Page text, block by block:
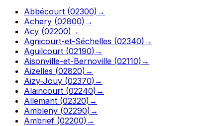
Abbécourt (02300) →
Achery (02800) →
Acy (02200) →
Agnicourt-et-Séchelles (02340) →
Aguilcourt (02190) →
Aisonville-et-Bernoville (02110) →
Aizelles (02820) →
Aizy-Jouy (02370) →
Alaincourt (02240) →
Allemant (02320) →
Ambleny (02290) →
Ambrief (02200) →